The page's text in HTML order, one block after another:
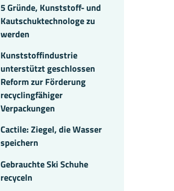
5 Gründe, Kunststoff- und
Kautschuktechnologe zu
werden
Kunststoffindustrie
unterstützt geschlossen
Reform zur Förderung
recyclingfähiger
Verpackungen
Cactile: Ziegel, die Wasser
speichern
Gebrauchte Ski Schuhe
recyceln